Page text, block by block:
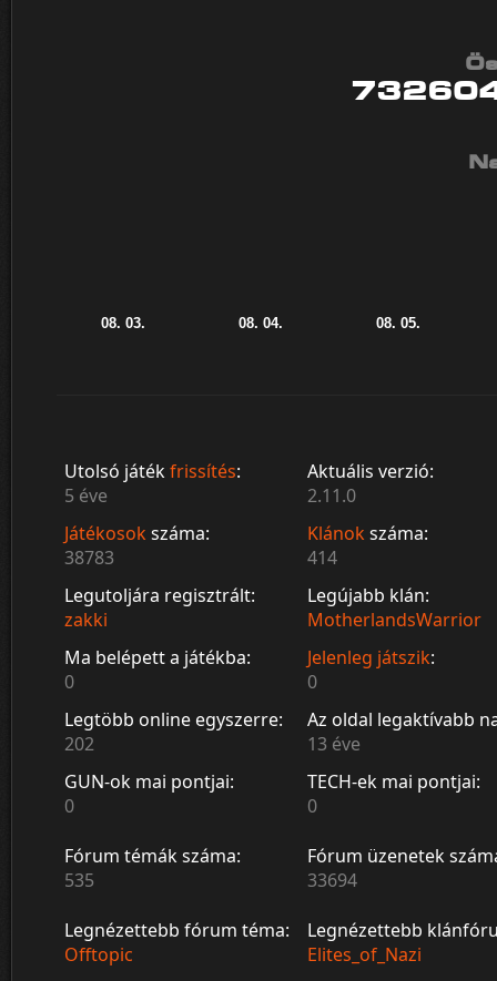
Utolsó játékfrissítés:
5 éve
Aktuális verzió:
2.11.0
Játékosokszáma:
38783
Klánokszáma:
414
Legutoljára regisztrált:
zakki
Legújabb klán:
MotherlandsWarrior
Ma belépett a játékba:
0
Jelenleg játszik:
0
Legtöbb online egyszerre:
202
Az oldal legaktívabb
13 éve
GUN-ok mai pontjai:
0
TECH-ek mai pontjai:
0
Fórum témák száma:
535
Fórum üzenetek
33694
Legnézettebb fórum téma:
Offtopic
Legnézettebb
Elites_of_Nazi